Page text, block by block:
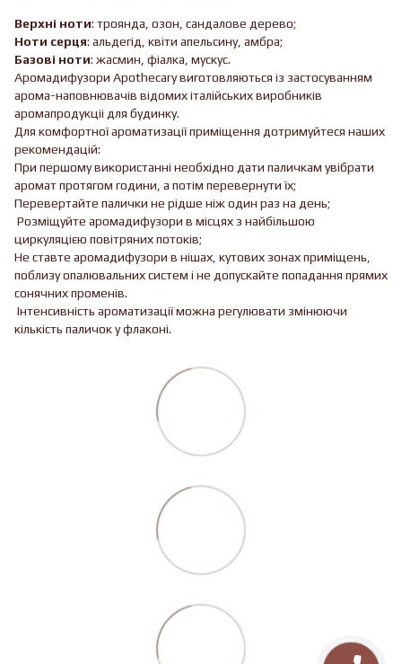
Верхні ноти: троянда, озон, сандалове дерево;
Ноти серця: альдегід, квіти апельсину, амбра;
Базові ноти: жасмин, фіалка, мускус.
Аромадифузори Apothecary виготовляються із застосуванням
арома-наповнювачів відомих італійських виробників
аромапродукціі для будинку.
Для комфортної ароматизації приміщення дотримуйтеся наших
рекомендацій:
При першому використанні необхідно дати паличкам увібрати
аромат протягом години, а потім перевернути їх;
Перевертайте палички не рідше ніж один раз на день;
Розміщуйте аромадифузори в місцях з найбільшою
циркуляцією повітряних потоків;
Не ставте аромадифузори в нішах, кутових зонах приміщень,
поблизу опалювальних систем і не допускайте попадання прямих
сонячних променів.
Інтенсивність ароматизації можна регулювати змінюючи
кількість паличок у флаконі.